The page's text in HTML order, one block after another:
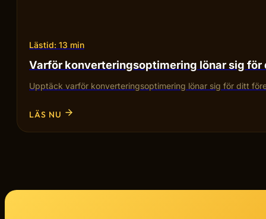
Lästid: 13 min
Varför konverteringsoptimering lönar sig
Upptäck varför konverteringsoptimering lönar sig för ditt
LÄS NU